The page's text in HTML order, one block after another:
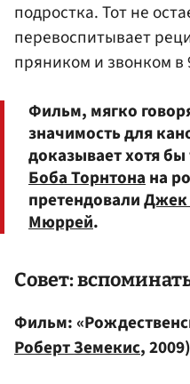
подростка. Тот не
перевоспитывает
пряником и звонком в
Фильм, мягко
значимость для
доказывает хотя
Боба Торнтона на
претендовалиДжек
Мюррей.
Совет:
Фильм:
Роберт Земекис, 2009)